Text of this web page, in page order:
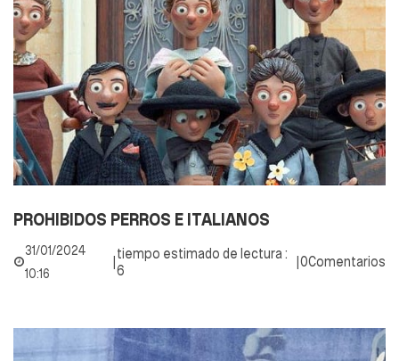
PROHIBIDOS PERROS E ITALIANOS
31/01/2024
10:16
|
tiempo estimado de lectura :
6
|0Comentarios